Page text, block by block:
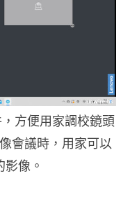
方便用家調校鏡頭
會議時，用家可以
像。